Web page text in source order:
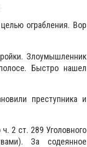
ограбления. Вор
Злоумышленник
Быстро нашел
преступника и
2 ст. 289 Уголовного
За содеянное